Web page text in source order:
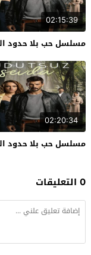
02:15:39
مسلسل حب بلا حدود
02:20:34
مسلسل حب بلا حدود
0 التعليقات